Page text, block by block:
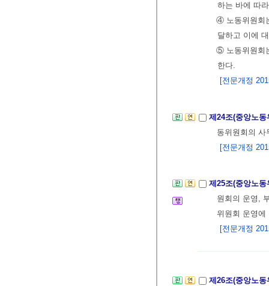
하는 바에 따
④ 노동위원회
달하고 이에
⑤ 노동위원회
한다.
[전문개정
제24조(중앙노
동위원회의
[전문개정
제25조(중앙노
원회의 운영,
위원회 운영
[전문개정
제26조(중앙노